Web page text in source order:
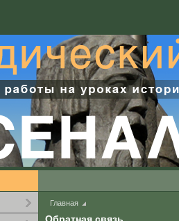
Главная